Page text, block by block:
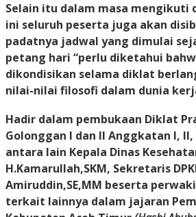
Selain itu dalam masa
ini seluruh peserta juga akan
padatnya jadwal yang dimulai
petang hari “perlu diketahui
dikondisikan selama diklat
nilai-nilai filosofi dalam dunia
Hadir dalam pembukaan Diklat
Golonggan I dan II Anggkatan I, II,
antara lain Kepala Dinas
H.Kamarullah,SKM, Sekretaris
Amiruddin,SE,MM beserta
terkait lainnya dalam jajaran